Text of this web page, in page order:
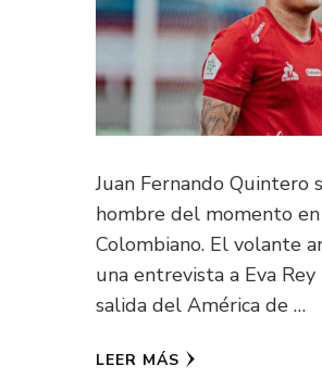
Juan Fernando Quintero
hombre del momento
Colombiano. El volante
una entrevista a Eva
salida del América de …
LEER MÁS